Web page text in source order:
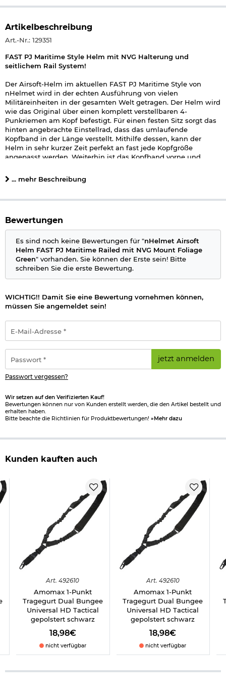
Artikelbeschreibung
Art.-Nr.: 129351
FAST PJ Maritime Style Helm mit NVG Halterung und
seitlichem Rail System!
Der Airsoft-Helm im aktuellen FAST PJ Maritime Style von
nHelmet wird in der echten Ausführung von vielen
Militäreinheiten in der gesamten Welt getragen. Der Helm wird
wie das Original über einen komplett verstellbaren 4-
Punkriemen am Kopf befestigt. Für einen festen Sitz sorgt das
hinten angebrachte Einstellrad, dass das umlaufende
Kopfband in der Länge verstellt. Mithilfe dessen, kann der
Helm in sehr kurzer Zeit perfekt an fast jede Kopfgröße
angepasst werden. Weiterhin ist das Kopfband vorne und
In der Innenseite des Helmes befinden sich weiche
positioniert werden können. Aus widerstandsfähigemABS-
wodurch der Helm besonders leicht ist. Für Patches sind auf
dem Helm große Klettflächen aufgeklebt. Diese befinden sich
hinten und in der Mitte des Helmes.
Zusätzlich ist der Helm bereits ab Werk mit einer NVG-
Halterung und seitlich mit jeweils einem Schienensystem
werden kann. An die beiden, links und rechts angebrachten,
Schienen können diverse Zubehörteile angebracht werden.
Im Lieferumfang enthalten sind zusätzlich diverse 20mm RIS /
RAS Adapter enthalten, um Zubehör am Helm befestigen zu
können. Auch ein Polsterset mit höheren Innenpolstern gehört
mit zum Lieferumfang.
Sport gedacht und bietet keine ballistische oder andere
Eigenschaften:
Farbe: Foliage Green
Größe: Einheitsgröße (anpassbar)
Hersteller: nHelmet
Herstellerinformationen
... mehr Beschreibung
Bewertungen
Es sind noch keine Bewertungen für "nHelmet Airsoft
Helm FAST PJ Maritime Railed mit NVG Mount Foliage
Green" vorhanden. Sie können der Erste sein! Bitte
schreiben Sie die erste Bewertung.
WICHTIG!! Damit Sie eine Bewertung vornehmen können,
müssen Sie angemeldet sein!
Mail-
Adresse
*
jetzt anmelden
Passwort vergessen?
Wir setzen auf den Verifizierten Kauf!
Bewertungen können nur von Kunden erstellt werden, die den Artikel bestellt und
erhalten haben.
Bitte beachte die Richtlinien für Produktbewertungen! »Mehr dazu
Kunden kauften auch
Art. 492610
Amomax 1-Punkt
Tragegurt Dual Bungee
Universal HD Tactical
gepolstert schwarz
18,98€
nicht verfügbar
Art. 492610
Amomax 1-Punkt
Tragegurt Dual Bungee
Universal HD Tactical
gepolstert schwarz
18,98€
nicht verfügbar